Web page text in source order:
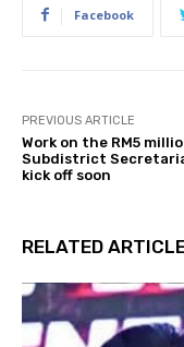
Facebook
PREVIOUS ARTICLE
Work on the RM5
Subdistrict
kick off soon
RELATED